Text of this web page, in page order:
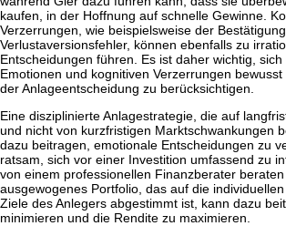
kaufen, in der Hoffnung auf schnelle Gewinne.
Verzerrungen, wie beispielsweise der
Verlustaversionsfehler, können ebenfalls zu
Entscheidungen führen. Es ist daher wichtig,
Emotionen und kognitiven Verzerrungen
der Anlageentscheidung zu berücksichtigen.
Eine disziplinierte Anlagestrategie, die auf
und nicht von kurzfristigen Marktschwankungen
dazu beitragen, emotionale Entscheidungen zu
ratsam, sich vor einer Investition umfassend zu
von einem professionellen Finanzberater
ausgewogenes Portfolio, das auf die
Ziele des Anlegers abgestimmt ist, kann dazu
minimieren und die Rendite zu maximieren.